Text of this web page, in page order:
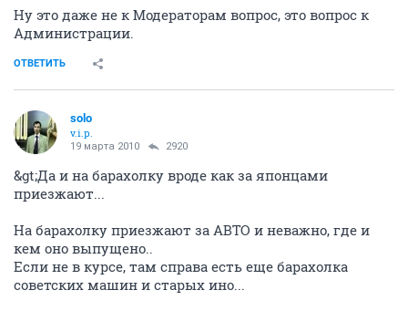
Ну это даже не к Модераторам вопрос, это вопрос к
Администрации.
ОТВЕТИТЬ
solo
v.i.p.
19 марта 2010 2920
&gt;Да и на барахолку вроде как за японцами
приезжают...
На барахолку приезжают за АВТО и неважно, где и
кем оно выпущено..
Если не в курсе, там справа есть еще барахолка
советских машин и старых ино...